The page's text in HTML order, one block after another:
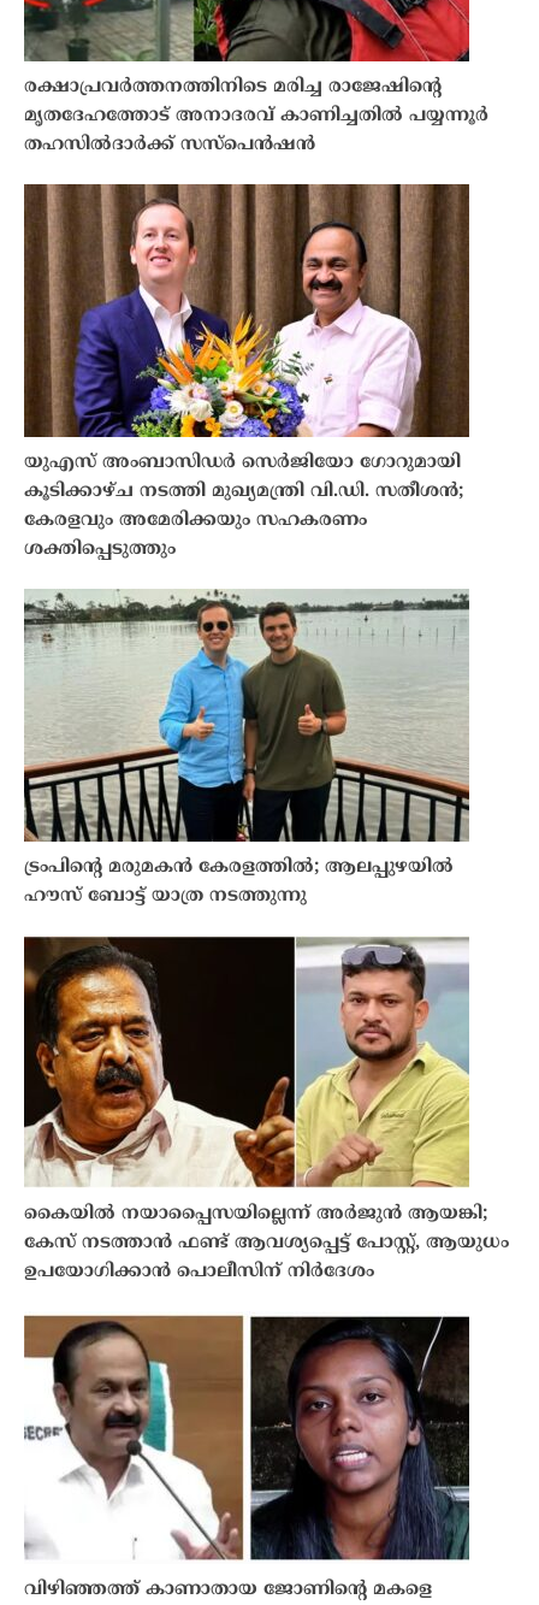
രക്ഷാപ്രവർത്തനത്തിനിടെ മരിച്ച രാജേഷിന്റെ
മൃതദേഹത്തോട് അനാദരവ് കാണിച്ചതിൽ പയ്യന്നൂർ
തഹസിൽദാർക്ക് സസ്പെൻഷൻ
യുഎസ് അംബാസിഡർ സെർജിയോ ഗോറുമായി
കൂടിക്കാഴ്ച നടത്തി മുഖ്യമന്ത്രി വി.ഡി. സതീശൻ;
കേരളവും അമേരിക്കയും സഹകരണം
ശക്തിപ്പെടുത്തും
ട്രംപിന്റെ മരുമകന്‍ കേരളത്തിൽ; ആലപ്പുഴയിൽ
ഹൗസ് ബോട്ട് യാത്ര നടത്തുന്നു
കൈയിൽ നയാപ്പൈസയില്ലെന്ന് അർജുൻ ആയങ്കി;
കേസ് നടത്താൻ ഫണ്ട് ആവശ്യപ്പെട്ട് പോസ്റ്റ്, ആയുധം
ഉപയോഗിക്കാൻ പൊലീസിന് നിർദേശം
വിഴിഞ്ഞത്ത് കാണാതായ ജോണിന്റെ മകളെ